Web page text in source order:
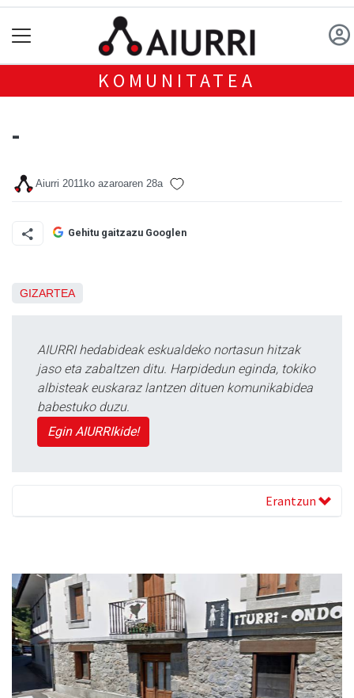
KOMUNITATEA
-
Aiurri 2011ko azaroaren 28a
Gehitu gaitzazu Googlen
GIZARTEA
AIURRI hedabideak eskualdeko nortasun hitzak
jaso eta zabaltzen ditu. Harpidedun eginda, tokiko
albisteak euskaraz lantzen dituen komunikabidea
babestuko duzu.
Egin AIURRIkide!
Erantzun